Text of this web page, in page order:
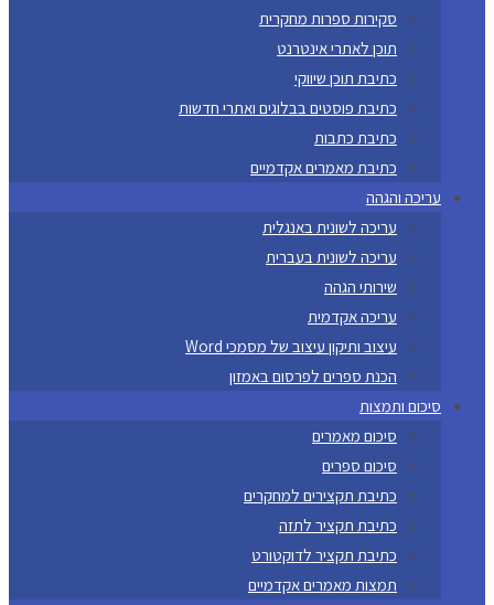
סקירות ספרות מחקרית
תוכן לאתרי אינטרנט
כתיבת תוכן שיווקי
כתיבת פוסטים בבלוגים ואתרי חדשות
כתיבת כתבות
כתיבת מאמרים אקדמיים
עריכה והגהה
עריכה לשונית באנגלית
עריכה לשונית בעברית
שירותי הגהה
עריכה אקדמית
עיצוב ותיקון עיצוב של מסמכי Word
הכנת ספרים לפרסום באמזון
סיכום ותמצות
סיכום מאמרים
סיכום ספרים
כתיבת תקצירים למחקרים
כתיבת תקציר לתזה
כתיבת תקציר לדוקטורט
תמצות מאמרים אקדמיים